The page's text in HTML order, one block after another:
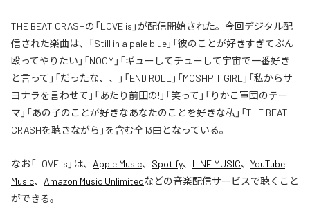
THE BEAT CRASHの「LOVE is」が配信開始された。今回デジタル配
信された楽曲は、「Still in a pale blue」「彼のことが好きすぎてぶん
殴ってやりたい」「NOOM」「ギューしてチューして宇宙で一番好き
と言って」「だったな、、」「END ROLL」「MOSHPIT GIRL」「私からサ
ヨナラを言わせて」「あたり前田の!」「笑って」「りかこ軍団のテー
マ」「あの子のことが好きなあなたのことを好きな私」「THE BEAT
CRASHを聴きながら」を含む全13曲となっている。
なお「LOVE is 」は、 Apple Music、 Spotify、 LINE MUSIC、 YouTube
Music、 Amazon Music Unlimitedなどの音楽配信サービスで聴くこと
ができる。